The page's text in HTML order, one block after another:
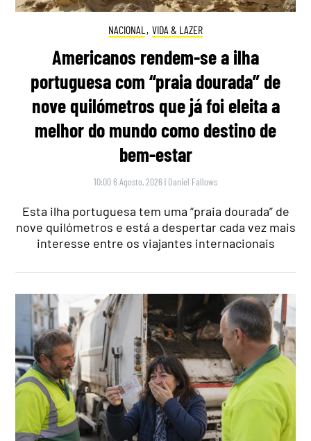
NACIONAL , VIDA & LAZER
Americanos rendem-se a ilha
portuguesa com “praia dourada” de
nove quilómetros que já foi eleita a
melhor do mundo como destino de
bem-estar
10:00 6 Agosto, 2026 | Daniel Fallows
Esta ilha portuguesa tem uma “praia dourada” de
nove quilómetros e está a despertar cada vez mais
interesse entre os viajantes internacionais